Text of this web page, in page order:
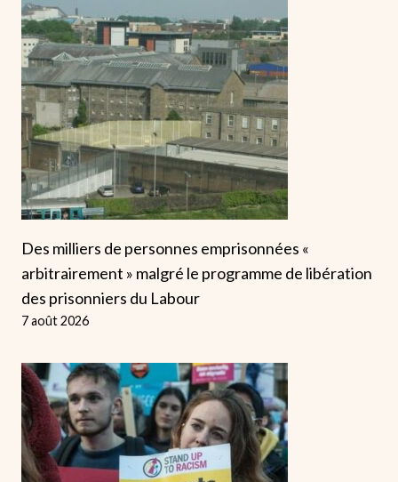
Des milliers de personnes emprisonnées «
arbitrairement » malgré le programme de libération
des prisonniers du Labour
7 août 2026